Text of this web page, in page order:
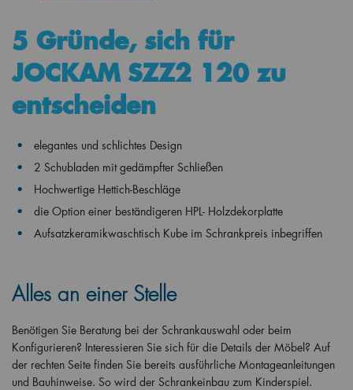
5 Gründe, sich für
JOCKAM SZZ2 120 zu
entscheiden
elegantes und schlichtes Design
2 Schubladen mit gedämpfter Schließen
Hochwertige Hettich-Beschläge
die Option einer beständigeren HPL- Holzdekorplatte
Aufsatzkeramikwaschtisch Kube im Schrankpreis inbegriffen
Alles an einer Stelle
Benötigen Sie Beratung bei der Schrankauswahl oder beim
Konfigurieren? Interessieren Sie sich für die Details der Möbel? Auf
der rechten Seite finden Sie bereits ausführliche Montageanleitungen
und Bauhinweise. So wird der Schrankeinbau zum Kinderspiel.